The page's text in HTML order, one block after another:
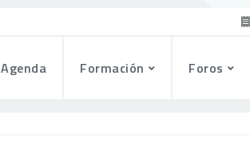
Agenda Formación Foros